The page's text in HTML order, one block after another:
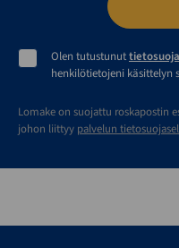
Olen tutustunut
henkilötietojeni käsittelyn
Lomake on suojattu roskapostin
johon liittyy palvelun